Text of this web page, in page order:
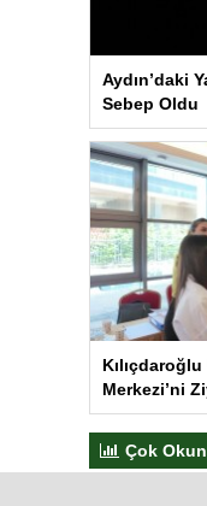
Aydın’daki
Sebep Oldu
Merkezi’ni
Çok